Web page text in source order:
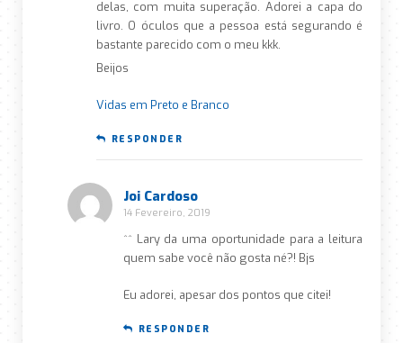
delas, com muita superação. Adorei a capa do
livro. O óculos que a pessoa está segurando é
bastante parecido com o meu kkk.
Beijos
Vidas em Preto e Branco
RESPONDER
Joi Cardoso
14 Fevereiro, 2019
^^ Lary da uma oportunidade para a leitura
quem sabe você não gosta né?! Bjs
Eu adorei, apesar dos pontos que citei!
RESPONDER